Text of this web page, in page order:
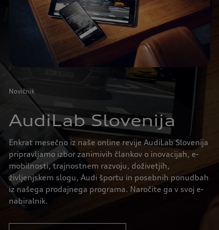
Novičnik
AudiLab Slovenija
Enkrat mesečno iz naše online revije AudiLab Slovenija
pripravljamo izbor zanimivih člankov o inovacijah, e-
mobilnosti, trajnostnem razvoju, doživetjih,
življenjskem slogu, Audi športu in posebnih ponudbah
iz našega prodajnega programa. Naročite ga v svoj e-
nabiralnik.